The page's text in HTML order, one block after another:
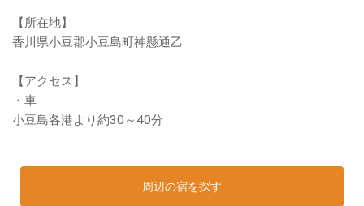
【所在地】
香川県小豆郡小豆島町神懸通乙
【アクセス】
・車
小豆島各港より約30～40分
周辺の宿を探す